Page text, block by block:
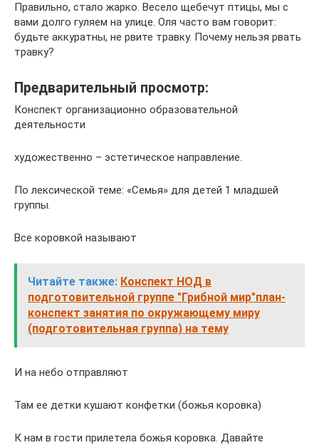
Правильно, стало жарко. Весело щебечут птицы, мы с
вами долго гуляем на улице. Оля часто вам говорит:
будьте аккуратны, не рвите травку. Почему нельзя рвать
травку?
Предварительный просмотр:
Конспект организационно образовательной
деятельности
художественно – эстетическое направление.
По лексической теме: «Семья» для детей 1 младшей
группы.
Все коровкой называют
Читайте также: Конспект НОД в
подготовительной группе "Грибной мир"план-
конспект занятия по окружающему миру
(подготовительная группа) на тему
И на небо отправляют
Там ее детки кушают конфетки (божья коровка)
К нам в гости прилетела божья коровка. Давайте